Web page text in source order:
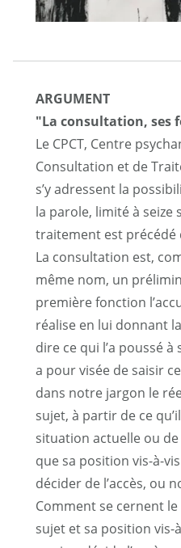
ARGUMENT
"La consultation, ses
Le CPCT, Centre
Consultation et de
s’y adressent la
la parole, limité à seize
traitement est précédé
La consultation est,
même nom, un
première fonction
réalise en lui donnant
dire ce qui l’a poussé à
a pour visée de saisir
dans notre jargon le
sujet, à partir de ce
situation actuelle ou
que sa position vis-à-
décider de l’accès, ou
Comment se cernent le
sujet et sa position vis-